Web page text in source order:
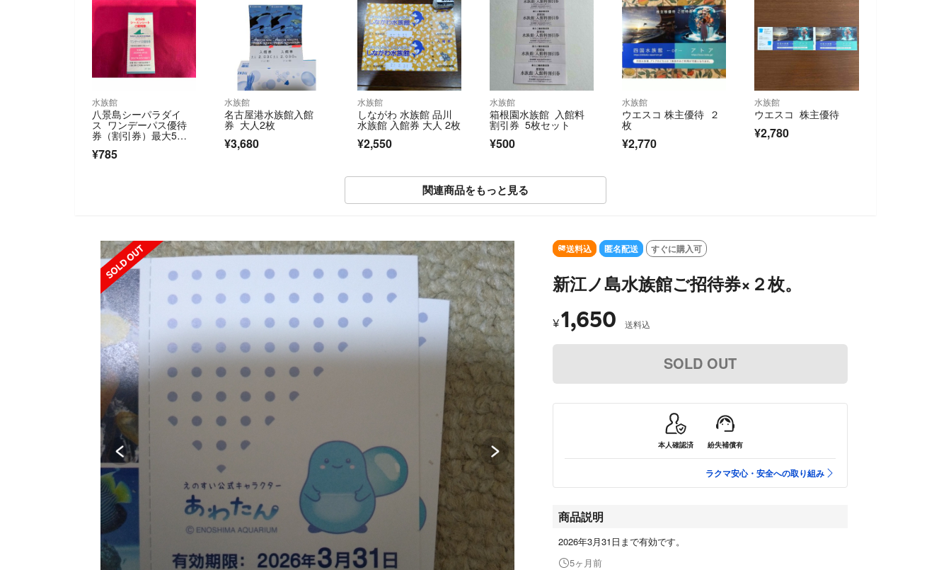
水族館
八景島シーパラダイ
ス ワンデーパス優待
券（割引券）最大5名
で合計4500円引に
¥785
水族館
名古屋港水族館入館
券 大人2枚
¥3,680
水族館
しながわ 水族館 品川
水族館 入館券 大人 2枚
¥2,550
水族館
箱根園水族館 入館料
割引券 5枚セット
¥500
水族館
ウエスコ 株主優待 ２
枚
¥2,770
水族館
ウエスコ 株主優待
¥2,780
関連商品をもっと見る
SOLD OUT SOLD OUT 送料込 匿名配送 すぐに購入可
新江ノ島水族館ご招待券×２枚。
¥1,650 送料込
SOLD OUT
本人確認済 紛失補償有
ラクマ安心・安全への取り組み
商品説明
2026年3月31日まで有効です。
5ヶ月前